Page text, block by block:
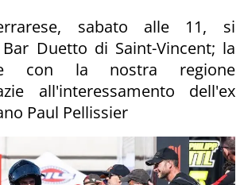
sabato alle 11, si
Duetto di Saint-Vincent; la
con la nostra regione
all'interessamento dell'ex
Paul Pellissier